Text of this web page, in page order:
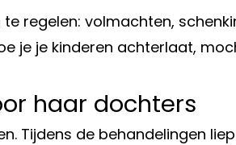
regelen: volmachten,
je je kinderen achterlaat,
haar dochters
Tijdens de behandelingen